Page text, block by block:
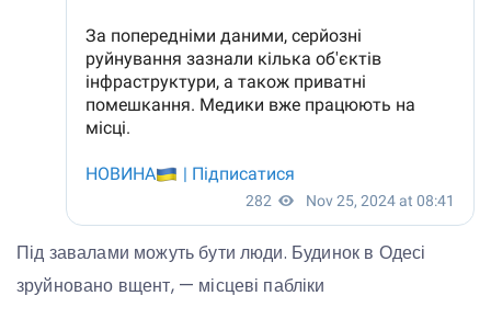
Під завалами можуть бути люди. Будинок в Одесі
зруйновано вщент, — місцеві пабліки